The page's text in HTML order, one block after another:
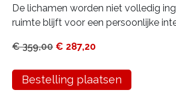
De lichamen worden niet volledig
ruimte blijft voor een persoonlijke
€359,00 € 287,20
Bestelling plaatsen